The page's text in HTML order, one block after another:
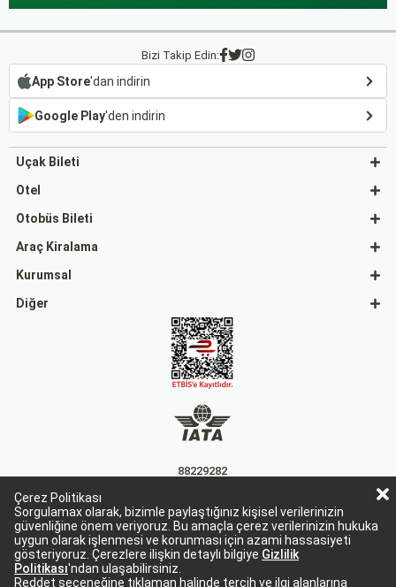
Çerez Politikası
Sorgulamax olarak, bizimle paylaştığınız kişisel verilerinizin
güvenliğine önem veriyoruz. Bu amaçla çerez verilerinizin hukuka
uygun olarak işlenmesi ve korunması için azami hassasiyeti
gösteriyoruz. Çerezlere ilişkin detaylı bilgiye Gizlilik
Politikası'ndan ulaşabilirsiniz.
Reddet seçeneğine tıklaman halinde tercih ve ilgi alanlarına
Bizi Takip Edin:
App Store'dan indirin
Google Play'den indirin
Uçak Bileti
Otel
Otobüs Bileti
Araç Kiralama
Kurumsal
Diğer
88229282
15863